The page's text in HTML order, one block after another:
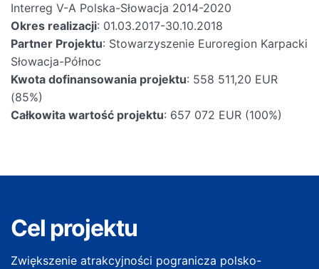
Interreg V-A Polska-Słowacja 2014-2020
Okres realizacji: 01.03.2017-30.10.2018
Partner Projektu: Stowarzyszenie Euroregion Karpacki
Słowacja-Północ
Kwota dofinansowania projektu: 558 511,20 EUR
(85%)
Całkowita wartość projektu: 657 072 EUR (100%)
Cel projektu
Zwiększenie atrakcyjności pogranicza polsko-